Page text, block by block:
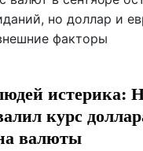
но доллар и
факторы
истерика:
курс
валюты